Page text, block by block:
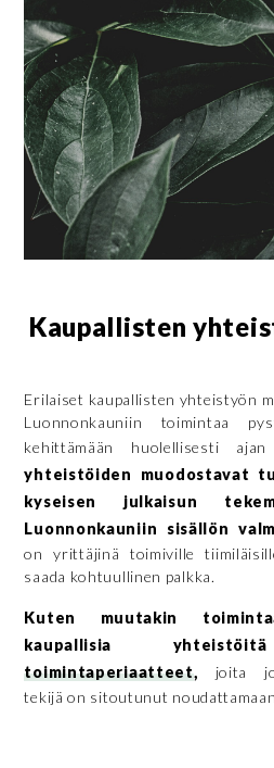
Kaupallisten
Erilaiset kaupallisten yhteistyön
Luonnonkauniin toimintaa
kehittämään huolellisesti ajan
yhteistöiden muodostavat
kyseisen julkaisun
Luonnonkauniin sisällön
on yrittäjinä toimiville
saada kohtuullinen palkka.
Kuten muutakin
kaupallisia
toimintaperiaatteet, joita
tekijä on sitoutunut